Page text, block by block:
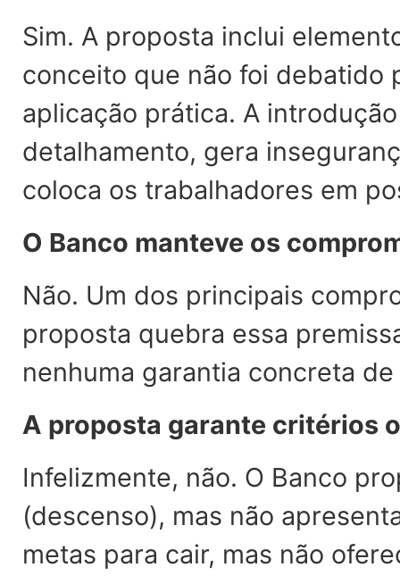
Sim. A proposta inclui
conceito que não foi debatido
aplicação prática. A
detalhamento, gera
coloca os trabalhadores em
O Banco manteve os
Não. Um dos principais
proposta quebra essa
nenhuma garantia concreta
A proposta garante critérios
Infelizmente, não. O Banco
(descenso), mas não
metas para cair, mas não